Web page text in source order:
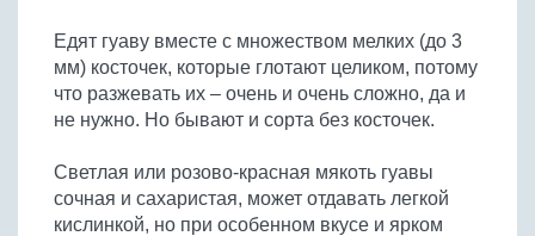
Едят гуаву вместе с множеством мелких (до 3
мм) косточек, которые глотают целиком, потому
что разжевать их – очень и очень сложно, да и
не нужно. Но бывают и сорта без косточек.
Светлая или розово-красная мякоть гуавы
сочная и сахаристая, может отдавать легкой
кислинкой, но при особенном вкусе и ярком